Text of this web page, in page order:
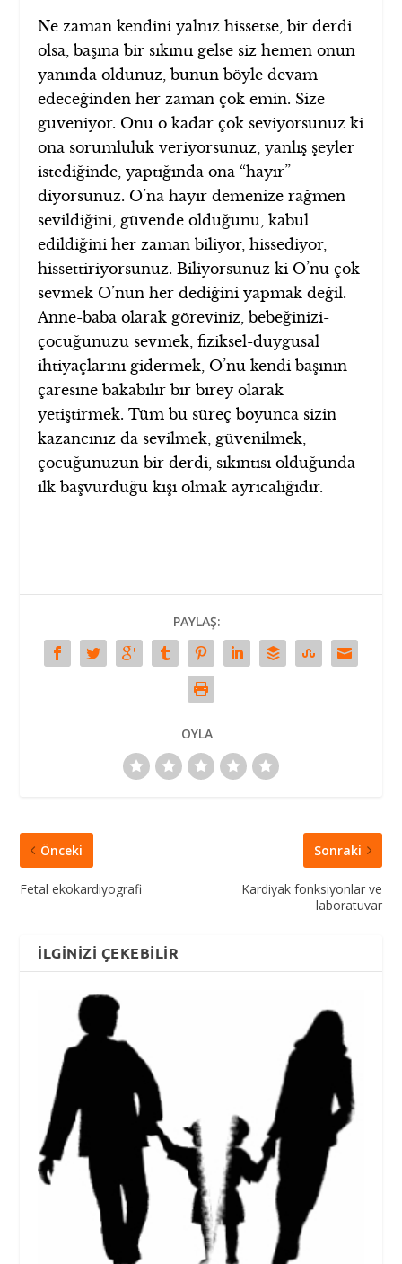
Ne zaman kendini yalnız hissetse, bir derdi
olsa, başına bir sıkıntı gelse siz hemen onun
yanında oldunuz, bunun böyle devam
edeceğinden her zaman çok emin. Size
güveniyor. Onu o kadar çok seviyorsunuz ki
ona sorumluluk veriyorsunuz, yanlış şeyler
istediğinde, yaptığında ona “hayır”
diyorsunuz. O’na hayır demenize rağmen
sevildiğini, güvende olduğunu, kabul
edildiğini her zaman biliyor, hissediyor,
hissettiriyorsunuz. Biliyorsunuz ki O’nu çok
sevmek O’nun her dediğini yapmak değil.
Anne-baba olarak göreviniz, bebeğinizi-
çocuğunuzu sevmek, fiziksel-duygusal
ihtiyaçlarını gidermek, O’nu kendi başının
çaresine bakabilir bir birey olarak
yetiştirmek. Tüm bu süreç boyunca sizin
kazancınız da sevilmek, güvenilmek,
çocuğunuzun bir derdi, sıkıntısı olduğunda
ilk başvurduğu kişi olmak ayrıcalığıdır.
PAYLAŞ:
OYLA
Önceki
Fetal ekokardiyografi
Sonraki
Kardiyak fonksiyonlar ve
laboratuvar
İLGINIZI ÇEKEBILIR